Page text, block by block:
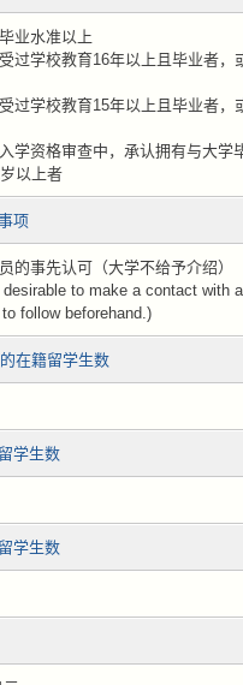
业水准以上
过学校教育16年以上且毕业者，
过学校教育15年以上且毕业者，
学资格审查中，承认拥有与大学
以上者
项
的事先认可（大学不给予介绍）
to make a contact with
follow beforehand.)
在籍留学生数
学生数
学生数